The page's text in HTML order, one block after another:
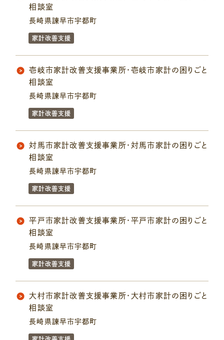
相談室
長崎県諫早市宇都町
家計改善支援
壱岐市家計改善支援事業所・壱岐市家計の困りごと
相談室
長崎県諫早市宇都町
家計改善支援
対馬市家計改善支援事業所・対馬市家計の困りごと
相談室
長崎県諫早市宇都町
家計改善支援
平戸市家計改善支援事業所・平戸市家計の困りごと
相談室
長崎県諫早市宇都町
家計改善支援
大村市家計改善支援事業所・大村市家計の困りごと
相談室
長崎県諫早市宇都町